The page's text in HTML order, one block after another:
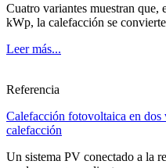
Cuatro variantes muestran que,
kWp, la calefacción se
Leer más...
Referencia
Calefacción fotovoltaica en dos
calefacción
Un sistema PV conectado a la